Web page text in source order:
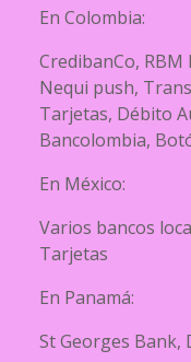
En Colombia:
CredibanCo, RBM
Nequi push,
Tarjetas, Débito
Bancolombia,
En México:
Varios bancos
Tarjetas
En Panamá:
St Georges